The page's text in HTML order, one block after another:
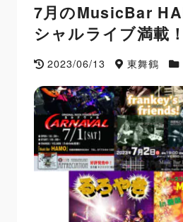
7月のMusicBar
シャルライブ満載！
2023/06/13 東舞鶴